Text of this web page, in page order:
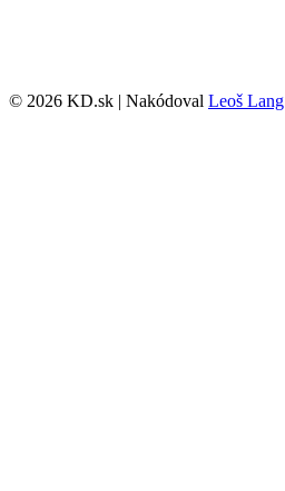
© 2026 KD.sk | Nakódoval Leoš Lang